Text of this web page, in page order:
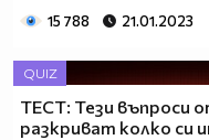
15 788 21.01.2023
QUIZ
ТЕСТ: Тези въпроси
разкриват колко си